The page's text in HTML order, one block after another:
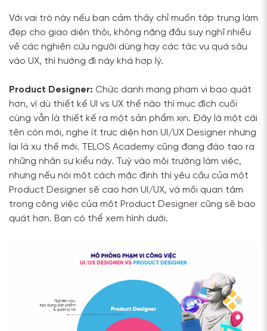
Với vai trò này nếu bạn cảm thấy chỉ muốn tập trung làm
đẹp cho giao diện thôi, không nặng đầu suy nghĩ nhiều
về các nghiên cứu người dùng hay các tác vụ quá sâu
vào UX, thì hướng đi này khá hợp lý.
Product Designer: Chức danh mang phạm vi bao quát
hơn, vì dù thiết kế UI vs UX thế nào thì mục đích cuối
cùng vẫn là thiết kế ra một sản phẩm xịn. Đây là một cái
tên còn mới, nghe ít trực diện hơn UI/UX Designer nhưng
lại là xu thế mới. TELOS Academy cũng đang đào tạo ra
những nhân sự kiểu này. Tuỳ vào môi trường làm việc,
nhưng nếu nói một cách mặc định thì yêu cầu của một
Product Designer sẽ cao hơn UI/UX, và mối quan tâm
trong công việc của một Product Designer cũng sẽ bao
quát hơn. Bạn có thể xem hình dưới.